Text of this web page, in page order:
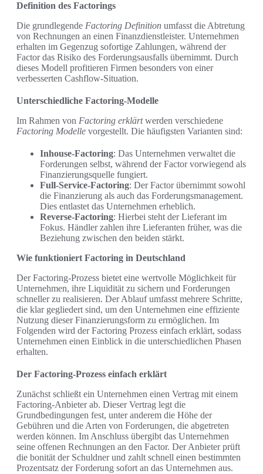
Definition des Factorings
Die grundlegende Factoring Definition umfasst die Abtretung
von Rechnungen an einen Finanzdienstleister. Unternehmen
erhalten im Gegenzug sofortige Zahlungen, während der
Factor das Risiko des Forderungsausfalls übernimmt. Durch
dieses Modell profitieren Firmen besonders von einer
verbesserten Cashflow-Situation.
Unterschiedliche Factoring-Modelle
Im Rahmen von Factoring erklärtwerden verschiedene
Factoring Modelle vorgestellt. Die häufigsten Varianten sind:
Inhouse-Factoring: Das Unternehmen verwaltet die
Forderungen selbst, während der Factor vorwiegend als
Finanzierungsquelle fungiert.
Full-Service-Factoring: Der Factor übernimmt sowohl
die Finanzierung als auch das Forderungsmanagement.
Dies entlastet das Unternehmen erheblich.
Reverse-Factoring: Hierbei steht der Lieferant im
Fokus. Händler zahlen ihre Lieferanten früher, was die
Beziehung zwischen den beiden stärkt.
Wie funktioniert Factoring in Deutschland
Der Factoring-Prozess bietet eine wertvolle Möglichkeit für
Unternehmen, ihre Liquidität zu sichern und Forderungen
schneller zu realisieren. Der Ablauf umfasst mehrere Schritte,
die klar gegliedert sind, um den Unternehmen eine effiziente
Nutzung dieser Finanzierungsform zu ermöglichen. Im
Folgenden wird der Factoring Prozess einfach erklärt, sodass
Unternehmen einen Einblick in die unterschiedlichen Phasen
erhalten.
Der Factoring-Prozess einfach erklärt
Zunächst schließt ein Unternehmen einen Vertrag mit einem
Factoring-Anbieter ab. Dieser Vertrag legt die
Grundbedingungen fest, unter anderem die Höhe der
Gebühren und die Arten von Forderungen, die abgetreten
werden können. Im Anschluss übergibt das Unternehmen
seine offenen Rechnungen an den Factor. Der Anbieter prüft
die bonität der Schuldner und zahlt schnell einen bestimmten
Prozentsatz der Forderung sofort an das Unternehmen aus.